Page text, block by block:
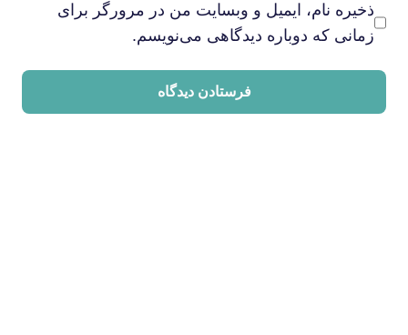
ذخیره نام، ایمیل و وبسایت من در مرورگر برای
زمانی که دوباره دیدگاهی می‌نویسم.